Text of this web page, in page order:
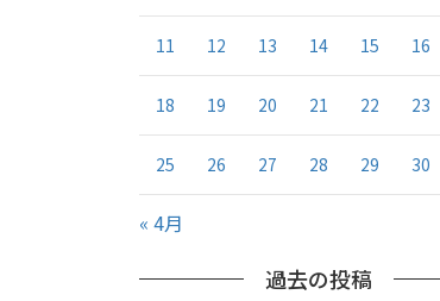
11 12 13 14 15 16
18 19 20 21 22 23
25 26 27 28 29 30
« 4月
過去の投稿